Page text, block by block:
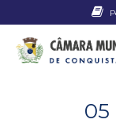
C
05